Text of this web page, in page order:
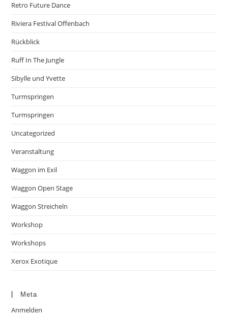
Retro Future Dance
Riviera Festival Offenbach
Rückblick
Ruff In The Jungle
Sibylle und Yvette
Turmspringen
Turmspringen
Uncategorized
Veranstaltung
Waggon im Exil
Waggon Open Stage
Waggon Streicheln
Workshop
Workshops
Xerox Exotique
Meta
Anmelden